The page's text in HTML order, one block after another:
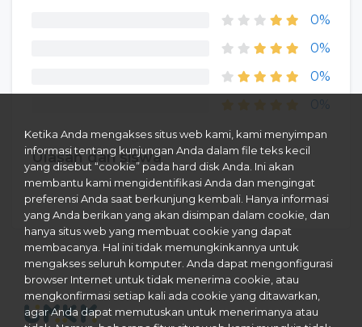
Ketika Anda mengakses situs web kami, kami menyimpan
informasi tentang kunjungan Anda dalam file teks kecil
yang disebut “cookie” pada hard disk Anda. Ini akan
membantu kami mengidentifikasi Anda dan mengingat
preferensi Anda saat berkunjung kembali. Hanya informasi
yang Anda berikan yang akan disimpan dalam cookie, dan
hanya situs web yang membuat cookie yang dapat
membacanya. Hal ini tidak memungkinkannya untuk
mengakses seluruh komputer. Anda dapat mengonfigurasi
browser Internet untuk tidak menerima cookie, atau
mengkonfirmasi setiap kali ada cookie yang ditawarkan,
agar Anda dapat memutuskan untuk menerimanya atau
Bisnis Fashion
Modal
Minimal:
Napak Tilas
Sirmione
Footwear
Updated Fri, 13-
Dec-2024
0 2
0%
0%
0%
0%
Ulasan dari siswa